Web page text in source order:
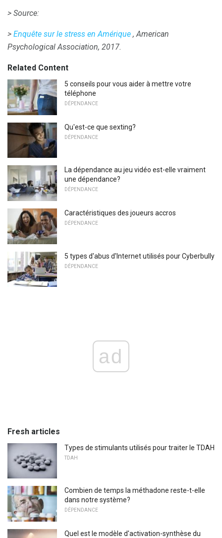
> Source:
> Enquête sur le stress en Amérique , American
Psychological Association, 2017.
Related Content
5 conseils pour vous aider à mettre votre
téléphone
DÉPENDANCE
Qu'est-ce que sexting?
DÉPENDANCE
La dépendance au jeu vidéo est-elle vraiment
une dépendance?
DÉPENDANCE
Caractéristiques des joueurs accros
DÉPENDANCE
5 types d'abus d'Internet utilisés pour Cyberbully
DÉPENDANCE
ad
Fresh articles
Types de stimulants utilisés pour traiter le TDAH
TDAH
Combien de temps la méthadone reste-t-elle
dans notre système?
DÉPENDANCE
Quel est le modèle d'activation-synthèse du